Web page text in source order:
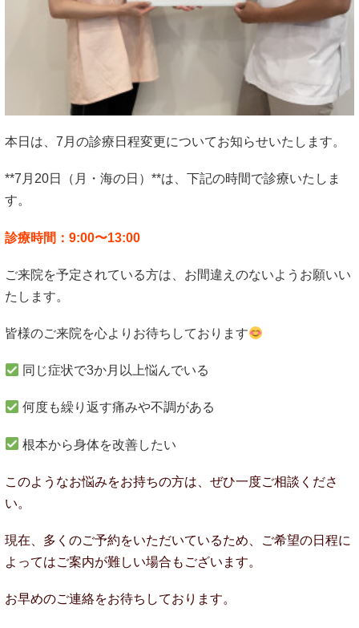
本日は、7月の診療日程変更についてお知らせいたします。
**7月20日（月・海の日）**は、下記の時間で診療いたしま
す。
診療時間：9:00〜13:00
ご来院を予定されている方は、お間違えのないようお願いい
たします。
皆様のご来院を心よりお待ちしております
同じ症状で3か月以上悩んでいる
何度も繰り返す痛みや不調がある
根本から身体を改善したい
このようなお悩みをお持ちの方は、ぜひ一度ご相談くださ
い。
現在、多くのご予約をいただいているため、ご希望の日程に
よってはご案内が難しい場合もございます。
お早めのご連絡をお待ちしております。